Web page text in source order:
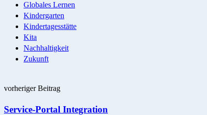
Globales Lernen
Kindergarten
Kindertagesstätte
Kita
Nachhaltigkeit
Zukunft
navigation
vorheriger Beitrag
Service-Portal Integration